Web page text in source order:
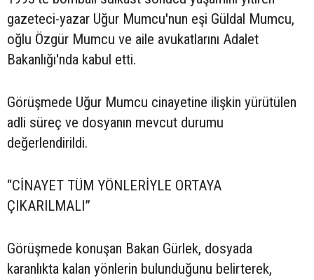
gazeteci-yazar Uğur Mumcu'nun eşi Güldal Mumcu,
oğlu Özgür Mumcu ve aile avukatlarını Adalet
Bakanlığı'nda kabul etti.
Görüşmede Uğur Mumcu cinayetine ilişkin yürütülen
adli süreç ve dosyanın mevcut durumu
değerlendirildi.
“CİNAYET TÜM YÖNLERİYLE ORTAYA
ÇIKARILMALI”
Görüşmede konuşan Bakan Gürlek, dosyada
karanlıkta kalan yönlerin bulunduğunu belirterek,